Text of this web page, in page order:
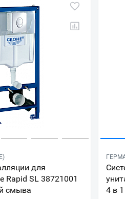
для
Rapid SL 38721001
смыва
4 в